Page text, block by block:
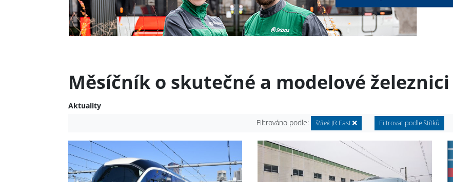
Měsíčník o skutečné a modelové železnici
Aktuality
Filtrováno podle:
štítekJR East Filtrovat podle štítků